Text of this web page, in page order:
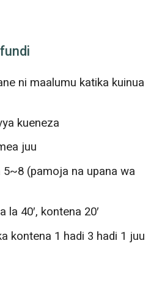
ni maalumu katika kuinua
kueneza
juu
(pamoja na upana wa
40′, kontena 20′
kontena 1 hadi 3 hadi 1 juu